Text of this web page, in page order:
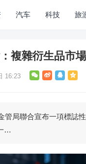
汽车 科技 旅
複雜衍生品市
16:23
管局聯合宣布一項標誌
…